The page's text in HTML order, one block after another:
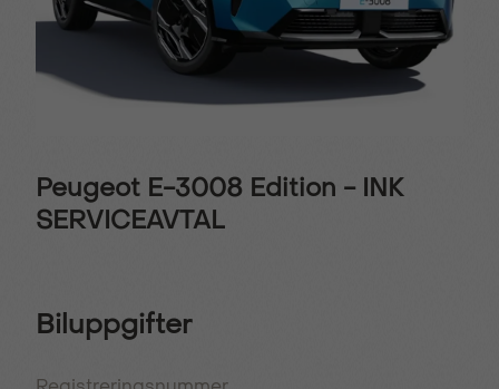
Peugeot E-3008 Edition - INK
SERVICEAVTAL
Biluppgifter